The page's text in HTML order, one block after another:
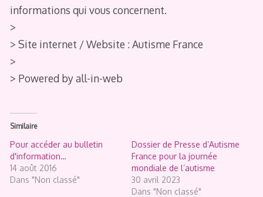
informations qui vous concernent.
>
> Site internet / Website : Autisme France
>
> Powered by all-in-web
Similaire
Pour accéder au bulletin
d'information…
14 août 2016
Dans "Non classé"
Dossier de Presse d’Autisme
France pour la journée
mondiale de l’autisme
30 avril 2023
Dans "Non classé"